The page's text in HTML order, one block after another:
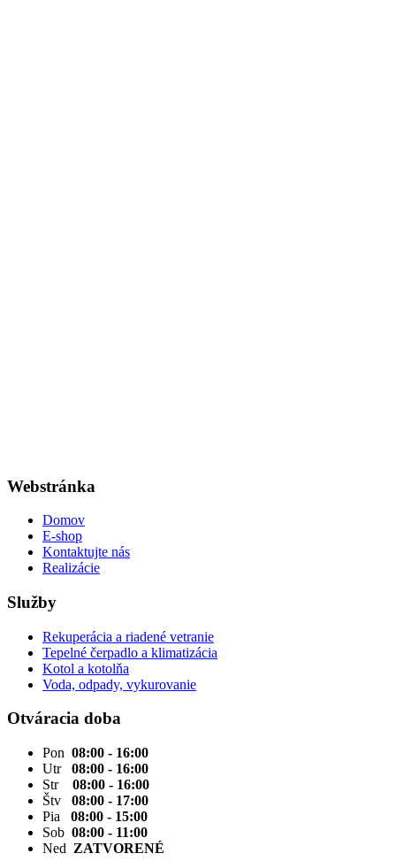
Webstránka
Domov
E-shop
Kontaktujte nás
Realizácie
Služby
Rekuperácia a riadené vetranie
Tepelné čerpadlo a klimatizácia
Kotol a kotolňa
Voda, odpady, vykurovanie
Otváracia doba
Pon 08:00 - 16:00
Utr 08:00 - 16:00
Str 08:00 - 16:00
Štv 08:00 - 17:00
Pia 08:00 - 15:00
Sob 08:00 - 11:00
Ned ZATVORENÉ